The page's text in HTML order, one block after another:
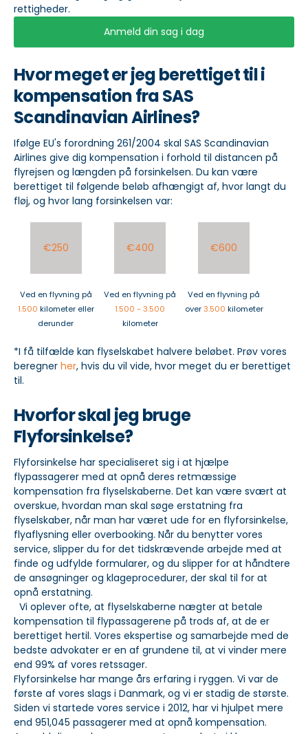
rettigheder.
Anmeld din sag i dag
Hvor meget er jeg berettiget til i
kompensation fra SAS
Scandinavian Airlines?
Ifølge EU's forordning 261/2004 skal SAS Scandinavian
Airlines give dig kompensation i forhold til distancen på
flyrejsen og længden på forsinkelsen. Du kan være
berettiget til følgende beløb afhængigt af, hvor langt du
fløj, og hvor lang forsinkelsen var:
€250
Ved en flyvning på
1.500 kilometer eller
derunder
€400
Ved en flyvning på
1.500 - 3.500
kilometer
€600
Ved en flyvning på
over3.500 kilometer
*I få tilfælde kan flyselskabet halvere beløbet. Prøv vores
beregner her, hvis du vil vide, hvor meget du er berettiget
til.
Hvorfor skal jeg bruge
Flyforsinkelse?
Flyforsinkelse har specialiseret sig i at hjælpe
flypassagerer med at opnå deres retmæssige
kompensation fra flyselskaberne. Det kan være svært at
overskue, hvordan man skal søge erstatning fra
flyselskaber, når man har været ude for en flyforsinkelse,
flyaflysning eller overbooking. Når du benytter vores
service, slipper du for det tidskrævende arbejde med at
finde og udfylde formularer, og du slipper for at håndtere
de ansøgninger og klageprocedurer, der skal til for at
opnå erstatning.
Vi oplever ofte, at flyselskaberne nægter at betale
kompensation til flypassagerene på trods af, at de er
berettiget hertil. Vores ekspertise og samarbejde med de
bedste advokater er en af grundene til, at vi vinder mere
end 99% af vores retssager.
Flyforsinkelse har mange års erfaring i ryggen. Vi var de
første af vores slags i Danmark, og vi er stadig de største.
Siden vi startede vores service i 2012, har vi hjulpet mere
end 951,045 passagerer med at opnå kompensation.